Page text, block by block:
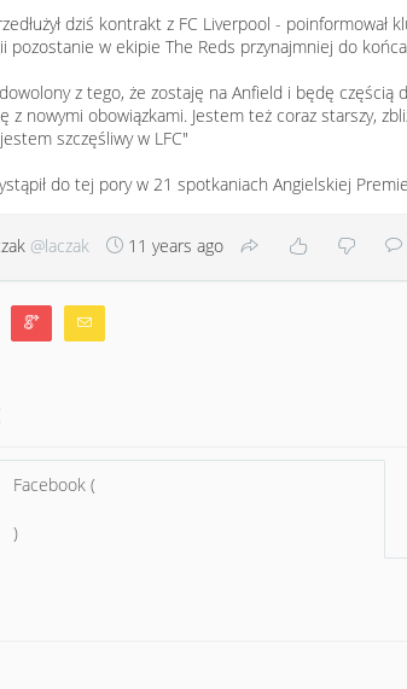
dziś kontrakt z FC Liverpool -
pozostanie w ekipie The Reds przynajmniej do
z tego, że zostaję na Anfield i będę częścią
z nowymi obowiązkami. Jestem też coraz starszy,
szczęśliwy w LFC"
do tej pory w 21 spotkaniach Angielskiej
@laczak 11 years ago
Facebook (
)